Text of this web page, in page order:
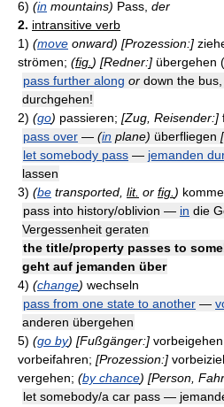
6) (in mountains) Pass, der
2. intransitive verb
1) (move onward) [Prozession:]
strömen; (fig. ) [Redner:] übergehen (
pass further along or down the
durchgehen!
2) (go) passieren; [Zug, Reisender:]
pass over — (in plane) überfliegen
let somebody pass — jemanden
lassen
3) (be transported, lit. or fig. )
pass into history/oblivion — in die
Vergessenheit geraten
the title/property passes to
geht auf jemanden über
4) (change) wechseln
pass from one state to another —
anderen übergehen
5) (go by) [Fußgänger:]
vorbeifahren; [Prozession:]
vergehen; (by chance) [Person,
let somebody/a car pass —